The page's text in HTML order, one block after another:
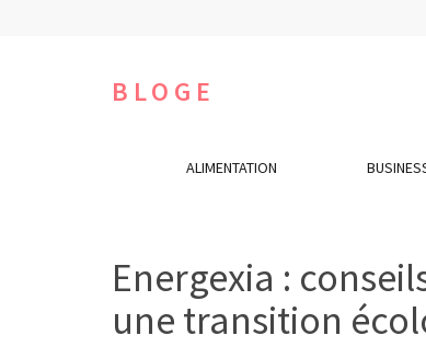
BLOGE
ALIMENTATION
Energexia :
une transition